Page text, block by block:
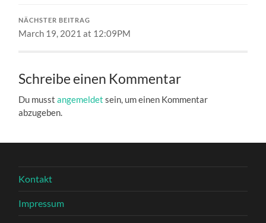
NÄCHSTER BEITRAG
March 19, 2021 at 12:09PM
Schreibe einen Kommentar
Du musstangemeldet sein, um einen Kommentar
abzugeben.
Kontakt
Impressum